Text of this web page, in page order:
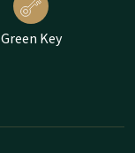
Green Key